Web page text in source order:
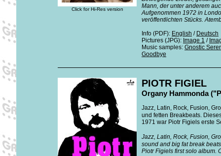
Click for Hi-Res version
Mann, der unter anderem
Aufgenommen 1972 in
veröffentlichten Stücks.
Info (PDF): English / Deutsch
Pictures (JPG): Image 1 /
Music samples: Gnostic
Goodbye
PIOTR FIGIEL
Organy Hammonda
Jazz, Latin, Rock, Fusion,
und fetten Breakbeats.
1971 war Piotr Figiels erste
Jazz, Latin, Rock, Fusion,
sound and big fat break
Piotr Figiels first solo album.